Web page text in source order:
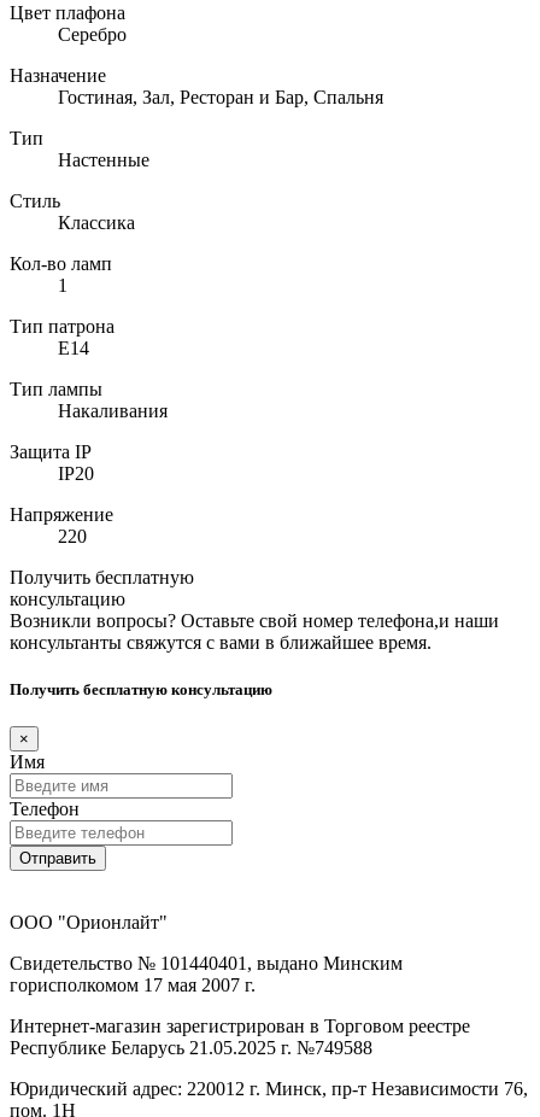
Цвет плафона
Серебро
Назначение
Гостиная, Зал, Ресторан и Бар, Спальня
Тип
Настенные
Стиль
Классика
Кол-во ламп
1
Тип патрона
E14
Тип лампы
Накаливания
Защита IP
IP20
Напряжение
220
Получить бесплатную
консультацию
Возникли вопросы? Оставьте свой номер телефона,и наши
консультанты свяжутся с вами в ближайшее время.
Получить бесплатную консультацию
×
Имя
Телефон
Отправить
ООО "Орионлайт"
Свидетельство № 101440401, выдано Минским
горисполкомом 17 мая 2007 г.
Интернет-магазин зарегистрирован в Торговом реестре
Республике Беларусь 21.05.2025 г. №749588
Юридический адрес: 220012 г. Минск, пр-т Независимости 76,
пом. 1Н